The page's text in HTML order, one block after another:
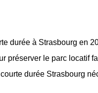
durée à Strasbourg en
préserver le parc locatif
durée Strasbourg